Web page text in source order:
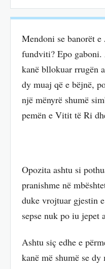
Mendoni se banorët
fundviti? Epo gaboni.
kanë bllokuar rrugën
dy muaj që e bëjnë,
një mënyrë shumë
pemën e Vitit të Ri
Opozita ashtu si
pranishme në
duke vrojtuar gjestin
sepse nuk po iu jepet
Ashtu siç edhe e
kanë më shumë se